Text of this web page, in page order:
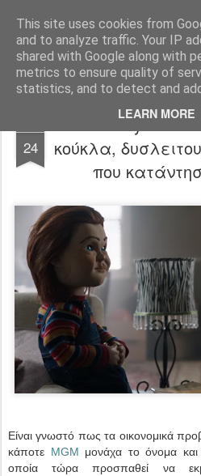
This site uses cookies from
and to analyze traffic. Your IP
shared with Google along with
metrics to ensure quality of
statistics, and to detect and
LEARN MORE
FilmBoy
24
Child's Play
κούκλα,
που
Είναι γνωστό πως τα οικονομικά
κάποτε MGM μονάχα το όνομα
οποία τώρα προσπαθεί να